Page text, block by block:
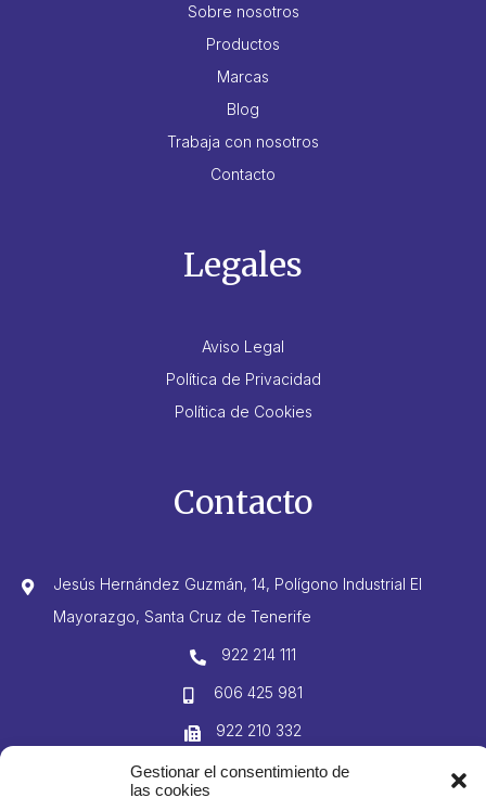
Gestionar el consentimiento de
las cookies
Sobre nosotros
Productos
Marcas
Blog
Trabaja con nosotros
Contacto
Legales
Aviso Legal
Política de Privacidad
Política de Cookies
Contacto
Jesús Hernández Guzmán, 14, Polígono Industrial El
Mayorazgo, Santa Cruz de Tenerife
922 214 111
606 425 981
922 210 332
info@domingogutierrez.com